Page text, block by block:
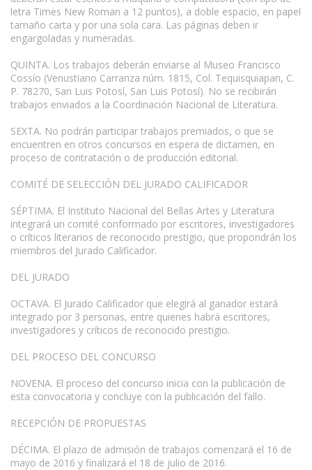
letra Times New Roman a 12 puntos), a doble espacio, en papel
tamaño carta y por una sola cara. Las páginas deben ir
engargoladas y numeradas.
QUINTA. Los trabajos deberán enviarse al Museo Francisco
Cossío (Venustiano Carranza núm. 1815, Col. Tequisquiapan, C.
P. 78270, San Luis Potosí, San Luis Potosí). No se recibirán
trabajos enviados a la Coordinación Nacional de Literatura.
SEXTA. No podrán participar trabajos premiados, o que se
encuentren en otros concursos en espera de dictamen, en
proceso de contratación o de producción editorial.
COMITÉ DE SELECCIÓN DEL JURADO CALIFICADOR
SÉPTIMA. El Instituto Nacional del Bellas Artes y Literatura
integrará un comité conformado por escritores, investigadores
o críticos literarios de reconocido prestigio, que propondrán los
miembros del Jurado Calificador.
DEL JURADO
OCTAVA. El Jurado Calificador que elegirá al ganador estará
integrado por 3 personas, entre quienes habrá escritores,
investigadores y críticos de reconocido prestigio.
DEL PROCESO DEL CONCURSO
NOVENA. El proceso del concurso inicia con la publicación de
esta convocatoria y concluye con la publicación del fallo.
RECEPCIÓN DE PROPUESTAS
DÉCIMA. El plazo de admisión de trabajos comenzará el 16 de
mayo de 2016 y finalizará el 18 de julio de 2016.